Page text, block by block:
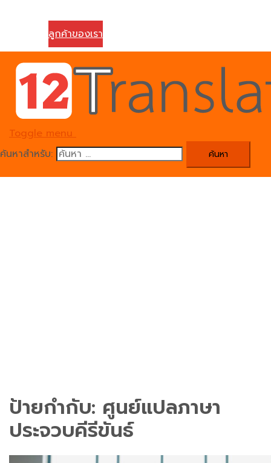
ติดต่อเรา
ลูกค้าของเรา
Toggle menu
ค้นหาสำหรับ:
ป้ายกำกับ: ศูนย์แปลภาษา
ประจวบคีรีขันธ์